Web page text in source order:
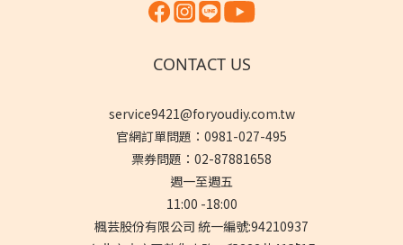
CONTACT US
service9421@foryoudiy.com.tw
官網訂單問題：0981-027-495
票券問題：02-87881658
週一至週五
11:00 -18:00
楓芸股份有限公司 統一編號:94210937